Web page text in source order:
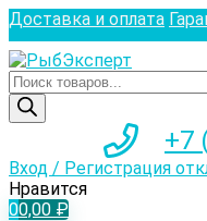
Доставка и оплата
Поиск
товаров
+7
Вход / Регистрация
Нравится
00,00 ₽